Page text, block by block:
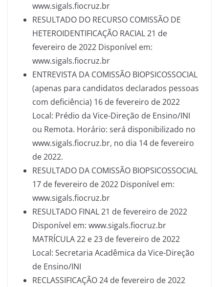
www.sigals.fiocruz.br
RESULTADO DO RECURSO COMISSÃO DE
HETEROIDENTIFICAÇÃO RACIAL 21 de
fevereiro de 2022 Disponível em:
www.sigals.fiocruz.br
ENTREVISTA DA COMISSÃO BIOPSICOSSOCIAL
(apenas para candidatos declarados pessoas
com deficiência) 16 de fevereiro de 2022
Local: Prédio da Vice-Direção de Ensino/INI
ou Remota. Horário: será disponibilizado no
www.sigals.fiocruz.br, no dia 14 de fevereiro
de 2022.
RESULTADO DA COMISSÃO BIOPSICOSSOCIAL
17 de fevereiro de 2022 Disponível em:
www.sigals.fiocruz.br
RESULTADO FINAL 21 de fevereiro de 2022
Disponível em: www.sigals.fiocruz.br
MATRÍCULA 22 e 23 de fevereiro de 2022
Local: Secretaria Acadêmica da Vice-Direção
de Ensino/INI
RECLASSIFICAÇÃO 24 de fevereiro de 2022